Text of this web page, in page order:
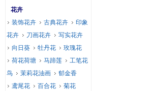
花卉
装饰花卉
古典花卉
印象
花卉
刀画花卉
写实花卉
向日葵
牡丹花
玫瑰花
荷花荷塘
马蹄莲
工笔花
鸟
茉莉花油画
郁金香
鸢尾花
百合花
菊花